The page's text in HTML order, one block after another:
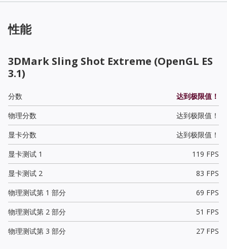
性能
3DMark Sling Shot Extreme (OpenGL ES
3.1)
分数
达到极限值！
物理分数
达到极限值！
显卡分数
达到极限值！
显卡测试 1
119 FPS
显卡测试 2
83 FPS
物理测试第 1 部分
69 FPS
物理测试第 2 部分
51 FPS
物理测试第 3 部分
27 FPS